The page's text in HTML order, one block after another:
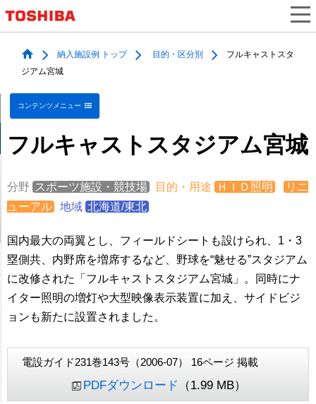
納入施設例 トップ 目的・区分別
フルキャストスタ
ジアム宮城
コンテンツメニュー
フルキャストスタジアム宮城
分野 スポーツ施設・競技場 目的・用途 ＨＩＤ照明
リニ
ューアル
地域 北海道/東北
国内最大の両翼とし、フィールドシートも設けられ、1・3
塁側共、内野席を増席するなど、野球を“魅せる”スタジアム
に改修された「フルキャストスタジアム宮城」。同時にナ
イター照明の増灯や大型映像表示装置に加え、サイドビジ
ョンも新たに設置されました。
電設ガイド231巻143号（2006-07） 16ページ 掲載
PDFダウンロード （1.99 MB）